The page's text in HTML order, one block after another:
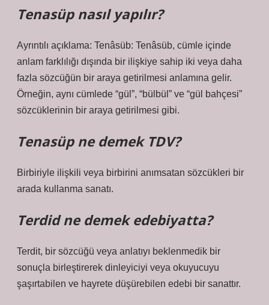
Tenasüp nasıl yapılır?
Ayrıntılı açıklama: Tenâsüb: Tenâsüb, cümle içinde
anlam farklılığı dışında bir ilişkiye sahip iki veya daha
fazla sözcüğün bir araya getirilmesi anlamına gelir.
Örneğin, aynı cümlede “gül”, “bülbül” ve “gül bahçesi”
sözcüklerinin bir araya getirilmesi gibi.
Tenasüp ne demek TDV?
Birbiriyle ilişkili veya birbirini anımsatan sözcükleri bir
arada kullanma sanatı.
Terdid ne demek edebiyatta?
Terdit, bir sözcüğü veya anlatıyı beklenmedik bir
sonuçla birleştirerek dinleyiciyi veya okuyucuyu
şaşırtabilen ve hayrete düşürebilen edebi bir sanattır.